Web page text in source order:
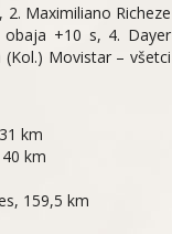
2. Maximiliano Richeze
obaja +10 s, 4. Dayer
Movistar – všetci
km
km
159,5 km